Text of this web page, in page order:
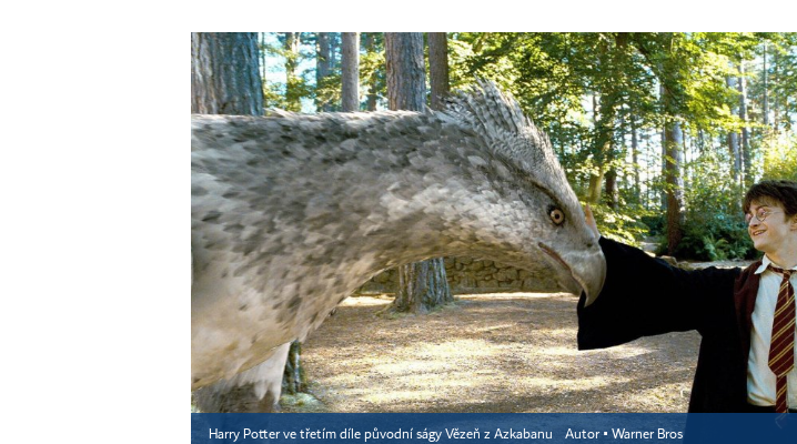
Harry Potter ve třetím díle původní ságy Vězeň z Azkabanu Autor ▪ Warner Bros